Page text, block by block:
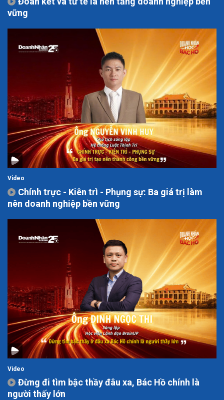
vững
Video
Chính trực - Kiên trì - Phụng sự: Ba giá trị làm
nên doanh nghiệp bền vững
Video
Đừng đi tìm bậc thầy đâu xa, Bác Hồ chính là
người thấy lớn